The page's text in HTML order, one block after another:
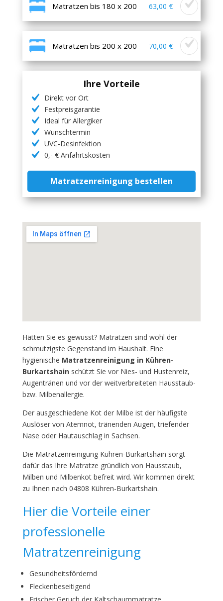
Matratzen bis 180 x 200 63,00 €
Matratzen bis 200 x 200 70,00 €
Ihre Vorteile
Direkt vor Ort
Festpreisgarantie
Ideal für Allergiker
Wunschtermin
UVC-Desinfektion
0,- € Anfahrtskosten
Matratzenreinigung bestellen
Hätten Sie es gewusst? Matratzen sind wohl der
schmutzigste Gegenstand im Haushalt. Eine
hygienische Matratzenreinigung in Kühren-
Burkartshainschützt Sie vor Nies- und Hustenreiz,
Augentränen und vor der weitverbreiteten Hausstaub-
bzw. Milbenallergie.
Der ausgeschiedene Kot der Milbe ist der häufigste
Auslöser von Atemnot, tränenden Augen, triefender
Nase oder Hautauschlag in Sachsen.
Die Matratzenreinigung Kühren-Burkartshain sorgt
dafür das Ihre Matratze gründlich von Hausstaub,
Milben und Milbenkot befreit wird. Wir kommen direkt
zu Ihnen nach 04808 Kühren-Burkartshain.
Hier die Vorteile einer
professionelle
Matratzenreinigung
Gesundheitsfördernd
Fleckenbeseitigend